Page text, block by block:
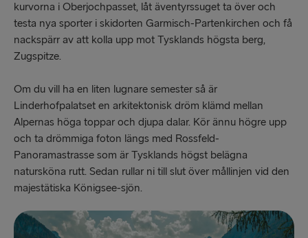
kurvorna i Oberjochpasset, låt äventyrssuget ta över och
testa nya sporter i skidorten Garmisch-Partenkirchen och få
nackspärr av att kolla upp mot Tysklands högsta berg,
Zugspitze.
Om du vill ha en liten lugnare semester så är
Linderhofpalatset en arkitektonisk dröm klämd mellan
Alpernas höga toppar och djupa dalar. Kör ännu högre upp
och ta drömmiga foton längs med Rossfeld-
Panoramastrasse som är Tysklands högst belägna
natursköna rutt. Sedan rullar ni till slut över mållinjen vid den
majestätiska Königsee-sjön.